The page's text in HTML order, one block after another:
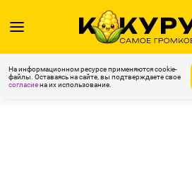
На информационном ресурсе применяются cookie-
файлы. Оставаясь на сайте, вы подтверждаете свое
согласиена их использование.